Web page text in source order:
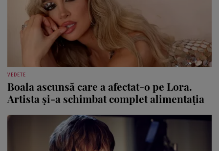
Boala ascunsă care a afectat-o pe Lora.
Artista și-a schimbat complet alimentația